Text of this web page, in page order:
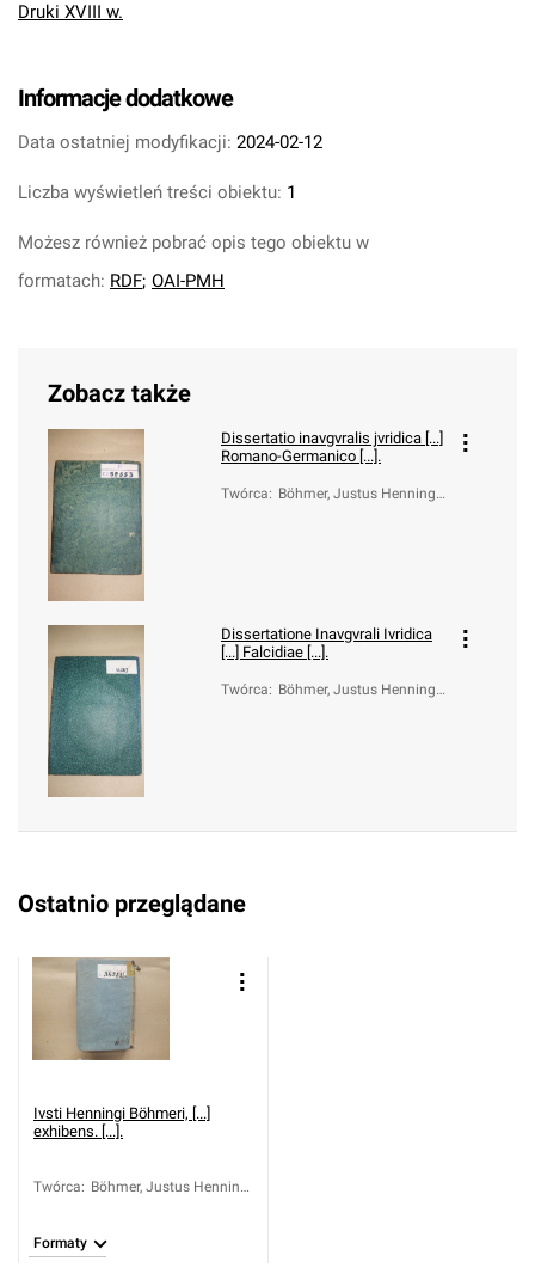
Druki XVIII w.
Informacje dodatkowe
Data ostatniej modyfikacji: 2024-02-12
Liczba wyświetleń treści obiektu: 1
Możesz również pobrać opis tego obiektu w
formatach: RDF; OAI-PMH
Zobacz także
Dissertatio inavgvralis jvridica [...]
Romano-Germanico [...].
Twórca: Böhmer, Justus Henning
Dissertatione Inavgvrali Ivridica
[...] Falcidiae [...].
Twórca: Böhmer, Justus Henning
Ostatnio przeglądane
Ivsti Henningi Böhmeri, [...]
exhibens. [...].
Twórca: Böhmer, Justus Henning
Formaty